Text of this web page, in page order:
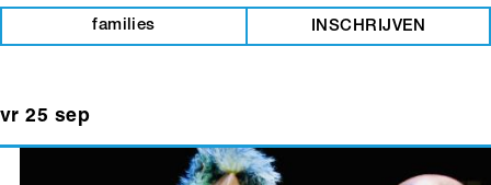
families INSCHRIJVEN
vr 25 sep